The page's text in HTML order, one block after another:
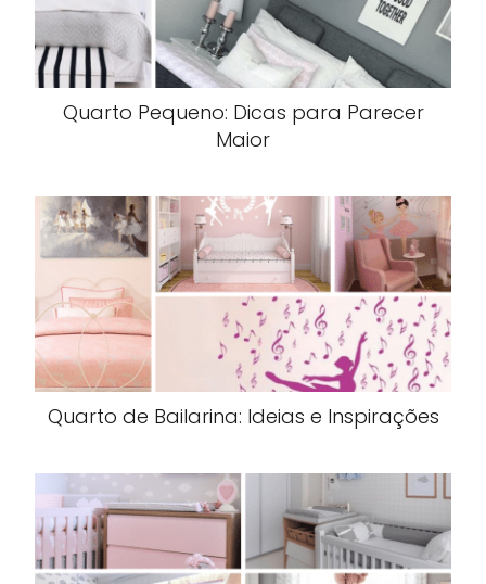
Quarto Pequeno: Dicas para Parecer
Maior
Quarto de Bailarina: Ideias e Inspirações